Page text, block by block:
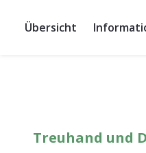
Übersicht
Treuhand und